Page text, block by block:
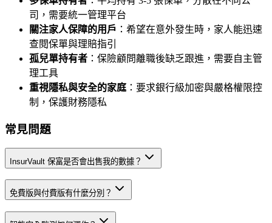
司，需要統一管理平台
關注家人保障的用戶 ：希望在意外發生時，家人能迅速
查閱保單與理賠指引
孤兒單持有者 ：保險顧問離職後缺乏跟進，需要自主管
理工具
重視隱私與安全的家庭 ：要求銀行級加密與嚴格權限控
制，保護財務隱私
常見問題
InsurVault 保富是否會出售我的數據？
免費版與付費版有什麼分別？